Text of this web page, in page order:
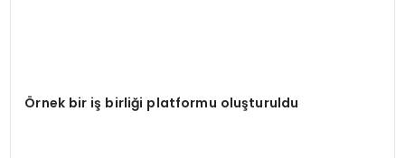
Örnek bir iş birliği platformu oluşturuldu